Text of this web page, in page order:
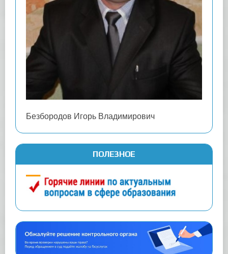
Безбородов Игорь Владимирович
ПОЛЕЗНОЕ